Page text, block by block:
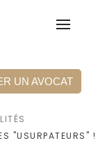
UN AVOCAT
"USURPATEURS" !